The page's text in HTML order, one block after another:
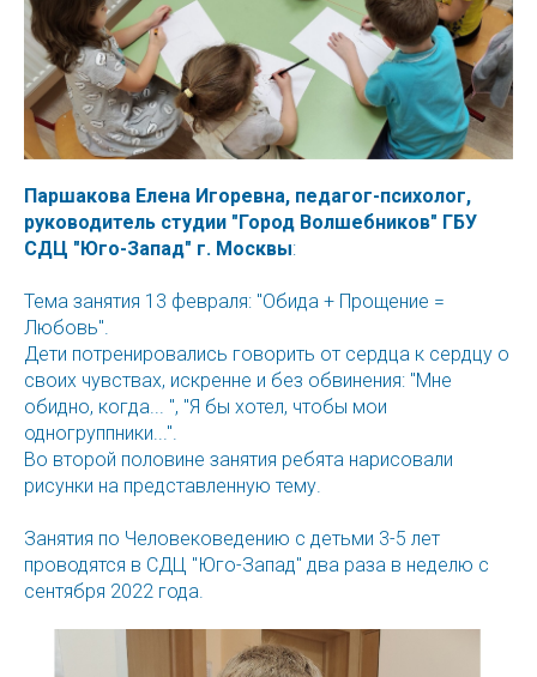
Паршакова Елена Игоревна, педагог-психолог,
руководитель студии "Город Волшебников" ГБУ
СДЦ "Юго-Запад" г. Москвы:
Тема занятия 13 февраля: "Обида + Прощение =
Любовь".
Дети потренировались говорить от сердца к сердцу о
своих чувствах, искренне и без обвинения: "Мне
обидно, когда... ", "Я бы хотел, чтобы мои
одногруппники...".
Во второй половине занятия ребята нарисовали
рисунки на представленную тему.
Занятия по Человековедению с детьми 3-5 лет
проводятся в СДЦ "Юго-Запад" два раза в неделю с
сентября 2022 года.